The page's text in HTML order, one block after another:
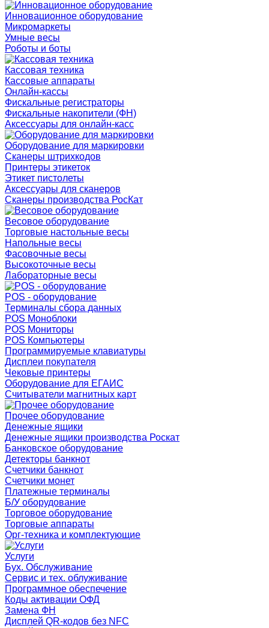
Инновационное оборудование
Микромаркеты
Умные весы
Роботы и боты
Кассовая техника
Кассовые аппараты
Онлайн-кассы
Фискальные регистраторы
Фискальные накопители (ФН)
Аксессуары для онлайн-касс
Оборудование для маркировки
Сканеры штрихкодов
Принтеры этикеток
Этикет пистолеты
Аксессуары для сканеров
Сканеры производства РосКат
Весовое оборудование
Торговые настольные весы
Напольные весы
Фасовочные весы
Высокоточные весы
Лабораторные весы
POS - оборудование
Терминалы сбора данных
POS Моноблоки
POS Мониторы
POS Компьютеры
Программируемые клавиатуры
Дисплеи покупателя
Чековые принтеры
Оборудование для ЕГАИС
Считыватели магнитных карт
Прочее оборудование
Денежные ящики
Денежные ящики производства Роскат
Банковское оборудование
Детекторы банкнот
Счетчики банкнот
Счетчики монет
Платежные терминалы
Б/У оборудование
Торговое оборудование
Торговые аппараты
Орг-техника и комплектующие
Услуги
Бух. Обслуживание
Сервис и тех. облуживание
Программное обеспечение
Коды активации ОФД
Замена ФН
Дисплей QR-кодов без NFC